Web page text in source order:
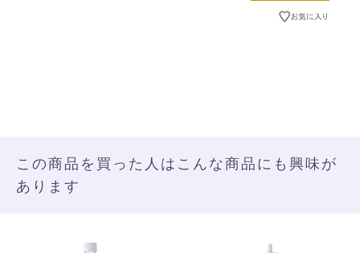
この商品を買った人はこんな商品にも興味が
あります